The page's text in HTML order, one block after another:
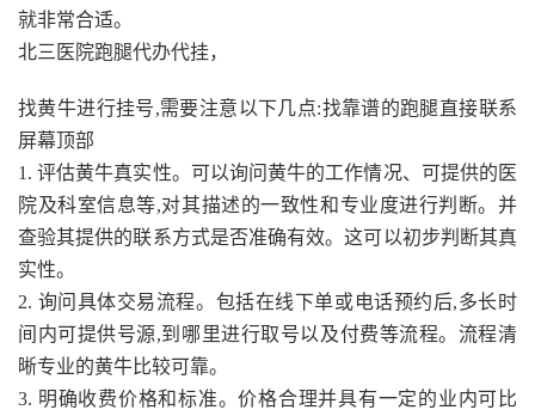
就非常合适。
北三医院跑腿代办代挂，
找黄牛进行挂号,需要注意以下几点:找靠谱的跑腿直接联系
屏幕顶部
1. 评估黄牛真实性。可以询问黄牛的工作情况、可提供的医
院及科室信息等,对其描述的一致性和专业度进行判断。并
查验其提供的联系方式是否准确有效。这可以初步判断其真
实性。
2. 询问具体交易流程。包括在线下单或电话预约后,多长时
间内可提供号源,到哪里进行取号以及付费等流程。流程清
晰专业的黄牛比较可靠。
3. 明确收费价格和标准。价格合理并具有一定的业内可比